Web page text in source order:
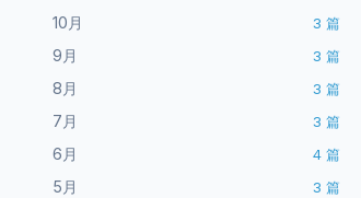
10月 3 篇
9月 3 篇
8月 3 篇
7月 3 篇
6月 4 篇
5月 3 篇